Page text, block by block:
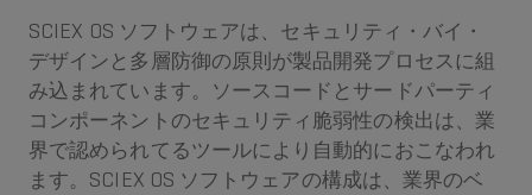
SCIEX OS ソフトウェアは、セキュリティ・バイ・
デザインと多層防御の原則が製品開発プロセスに組
み込まれています。ソースコードとサードパーティ
コンポーネントのセキュリティ脆弱性の検出は、業
界で認められてるツールにより自動的におこなわれ
ます。SCIEX OS ソフトウェアの構成は、業界のベ